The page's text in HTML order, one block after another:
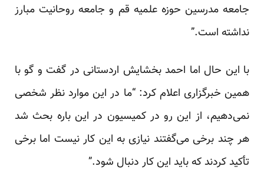
جامعه مدرسین حوزه علمیه قم و جامعه روحانیت مبارز
نداشته است.”
با این حال اما احمد بخشایش اردستانی در گفت و گو با
همین خبرگزاری اعلام کرد: “ما در این موارد نظر شخصی
نمی‌دهیم، از این رو در کمیسیون در این باره بحث شد
هر چند برخی می‌گفتند نیازی به این کار نیست اما برخی
تأکید کردند که باید این کار دنبال شود.”